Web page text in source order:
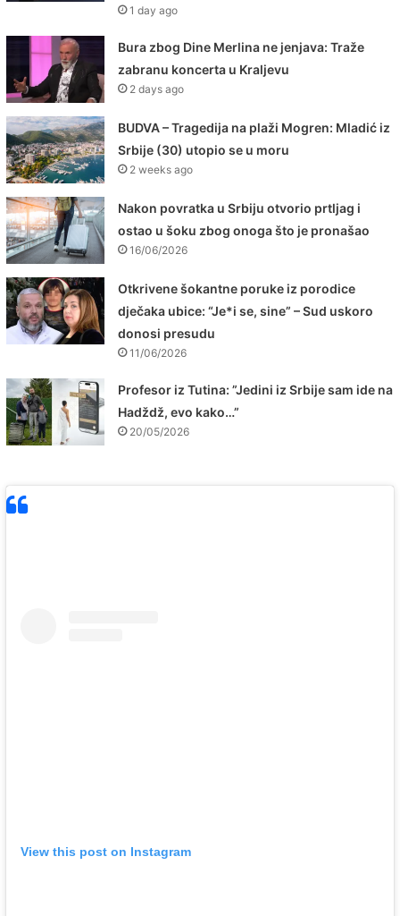
1 day ago
Bura zbog Dine Merlina ne jenjava: Traže
zabranu koncerta u Kraljevu
2 days ago
BUDVA – Tragedija na plaži Mogren: Mladić iz
Srbije (30) utopio se u moru
2 weeks ago
Nakon povratka u Srbiju otvorio prtljag i
ostao u šoku zbog onoga što je pronašao
16/06/2026
Otkrivene šokantne poruke iz porodice
dječaka ubice: “Je*i se, sine” – Sud uskoro
donosi presudu
11/06/2026
Profesor iz Tutina: ”Jedini iz Srbije sam ide na
Hadždž, evo kako…”
20/05/2026
View this post on Instagram